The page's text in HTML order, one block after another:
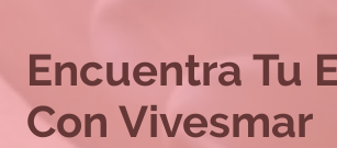
Encuentra Tu
Con Vivesmar